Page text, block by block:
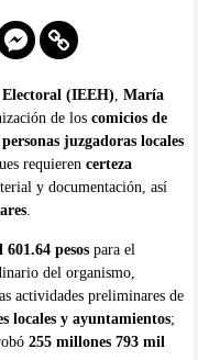
(IEEH) María
de los comicios de
juzgadoras locales
requieren certeza
y documentación, así
.
pesospara el
del organismo,
actividades preliminares de
locales y ayuntamientos;
255 millones 793 mil